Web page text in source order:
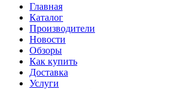
Главная
Каталог
Производители
Новости
Обзоры
Как купить
Доставка
Услуги